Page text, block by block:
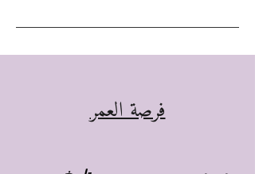
فرصة العمر